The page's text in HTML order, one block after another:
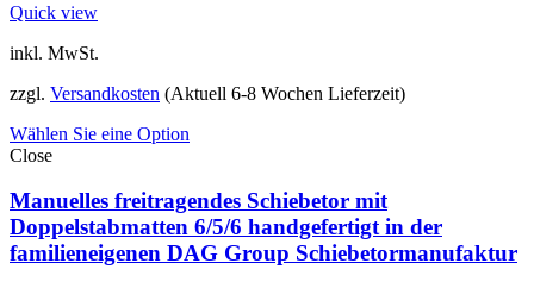
Quick view
inkl. MwSt.
zzgl. Versandkosten (Aktuell 6-8 Wochen Lieferzeit)
Wählen Sie eine Option
Close
Manuelles freitragendes Schiebetor mit
Doppelstabmatten 6/5/6 handgefertigt in der
familieneigenen DAG Group Schiebetormanufaktur